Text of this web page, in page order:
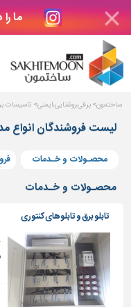
ما
دکوراسیون
بتن
های
بتنی
و
پنجره
ساختمانی
پله،
نرده
و
حفاظ
ساختمون برقی،روشنایی،ایمنی تاسیسات
لیست فروشندگان انواع
محصـولات و خـدمات
محصـولات و خـدمات
تابلو برق و تابلوهای کنتوری